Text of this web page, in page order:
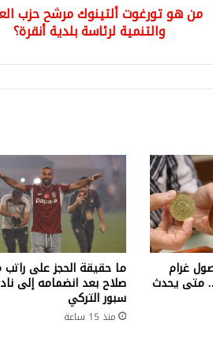
من هو تورغوت ألتينوك مرشح حزب
والتنمية لرئاسة بلدية أنقرة؟
غرام
ليرة.. متى يحدث
ما حقيقة الحجز على
صلاح بعد انضمامه إلى
سبور التركي
منذ 15 ساعة